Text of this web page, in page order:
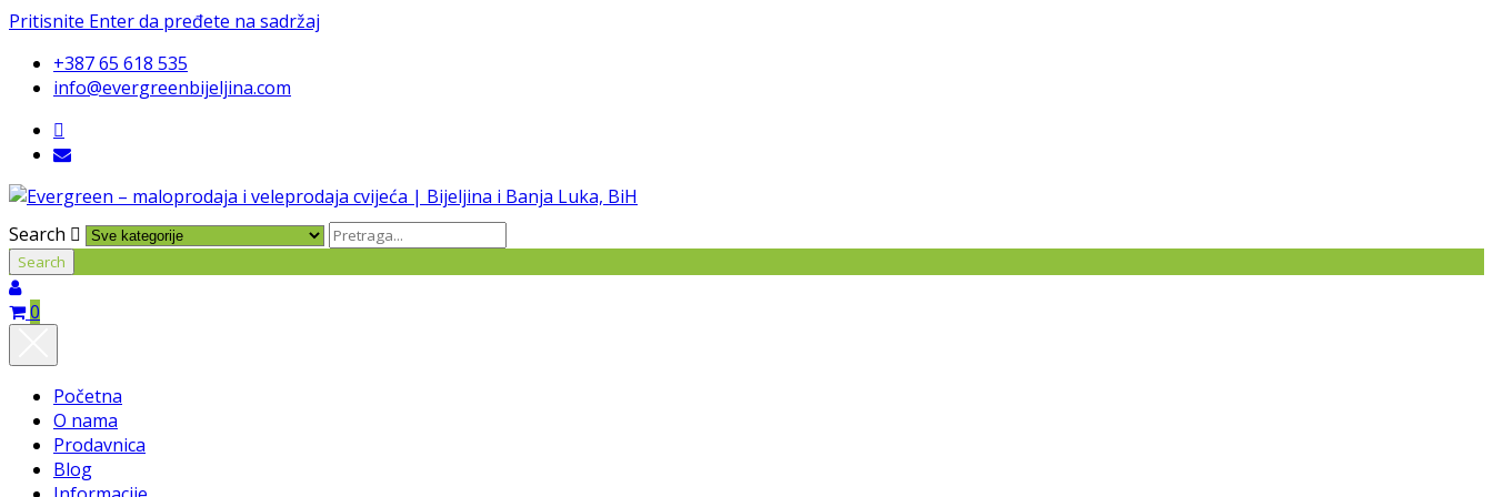
Pritisnite Enter da pređete na sadržaj
+387 65 618 535
info@evergreenbijeljina.com
Search
0
Početna
O nama
Prodavnica
Blog